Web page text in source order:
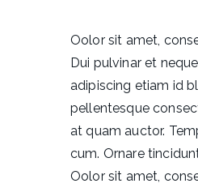
Oolor sit amet,
Dui pulvinar et
adipiscing etiam id
pellentesque
at quam auctor.
cum. Ornare
Oolor sit amet,